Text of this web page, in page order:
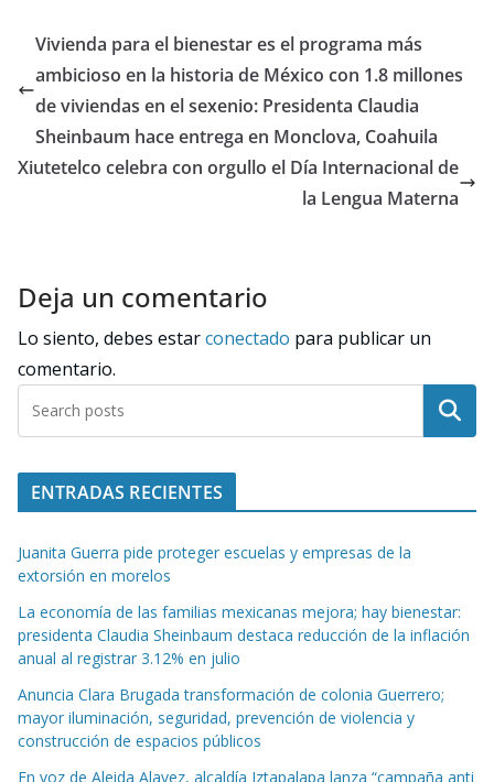
Vivienda para el bienestar es el programa más
ambicioso en la historia de México con 1.8 millones
de viviendas en el sexenio: Presidenta Claudia
Sheinbaum hace entrega en Monclova, Coahuila
Xiutetelco celebra con orgullo el Día Internacional de
la Lengua Materna
Deja un comentario
Lo siento, debes estarconectado para publicar un
comentario.
Buscar
ENTRADAS RECIENTES
Juanita Guerra pide proteger escuelas y empresas de la
extorsión en morelos
La economía de las familias mexicanas mejora; hay bienestar:
presidenta Claudia Sheinbaum destaca reducción de la inflación
anual al registrar 3.12% en julio
Anuncia Clara Brugada transformación de colonia Guerrero;
mayor iluminación, seguridad, prevención de violencia y
construcción de espacios públicos
En voz de Aleida Alavez, alcaldía Iztapalapa lanza “campaña anti